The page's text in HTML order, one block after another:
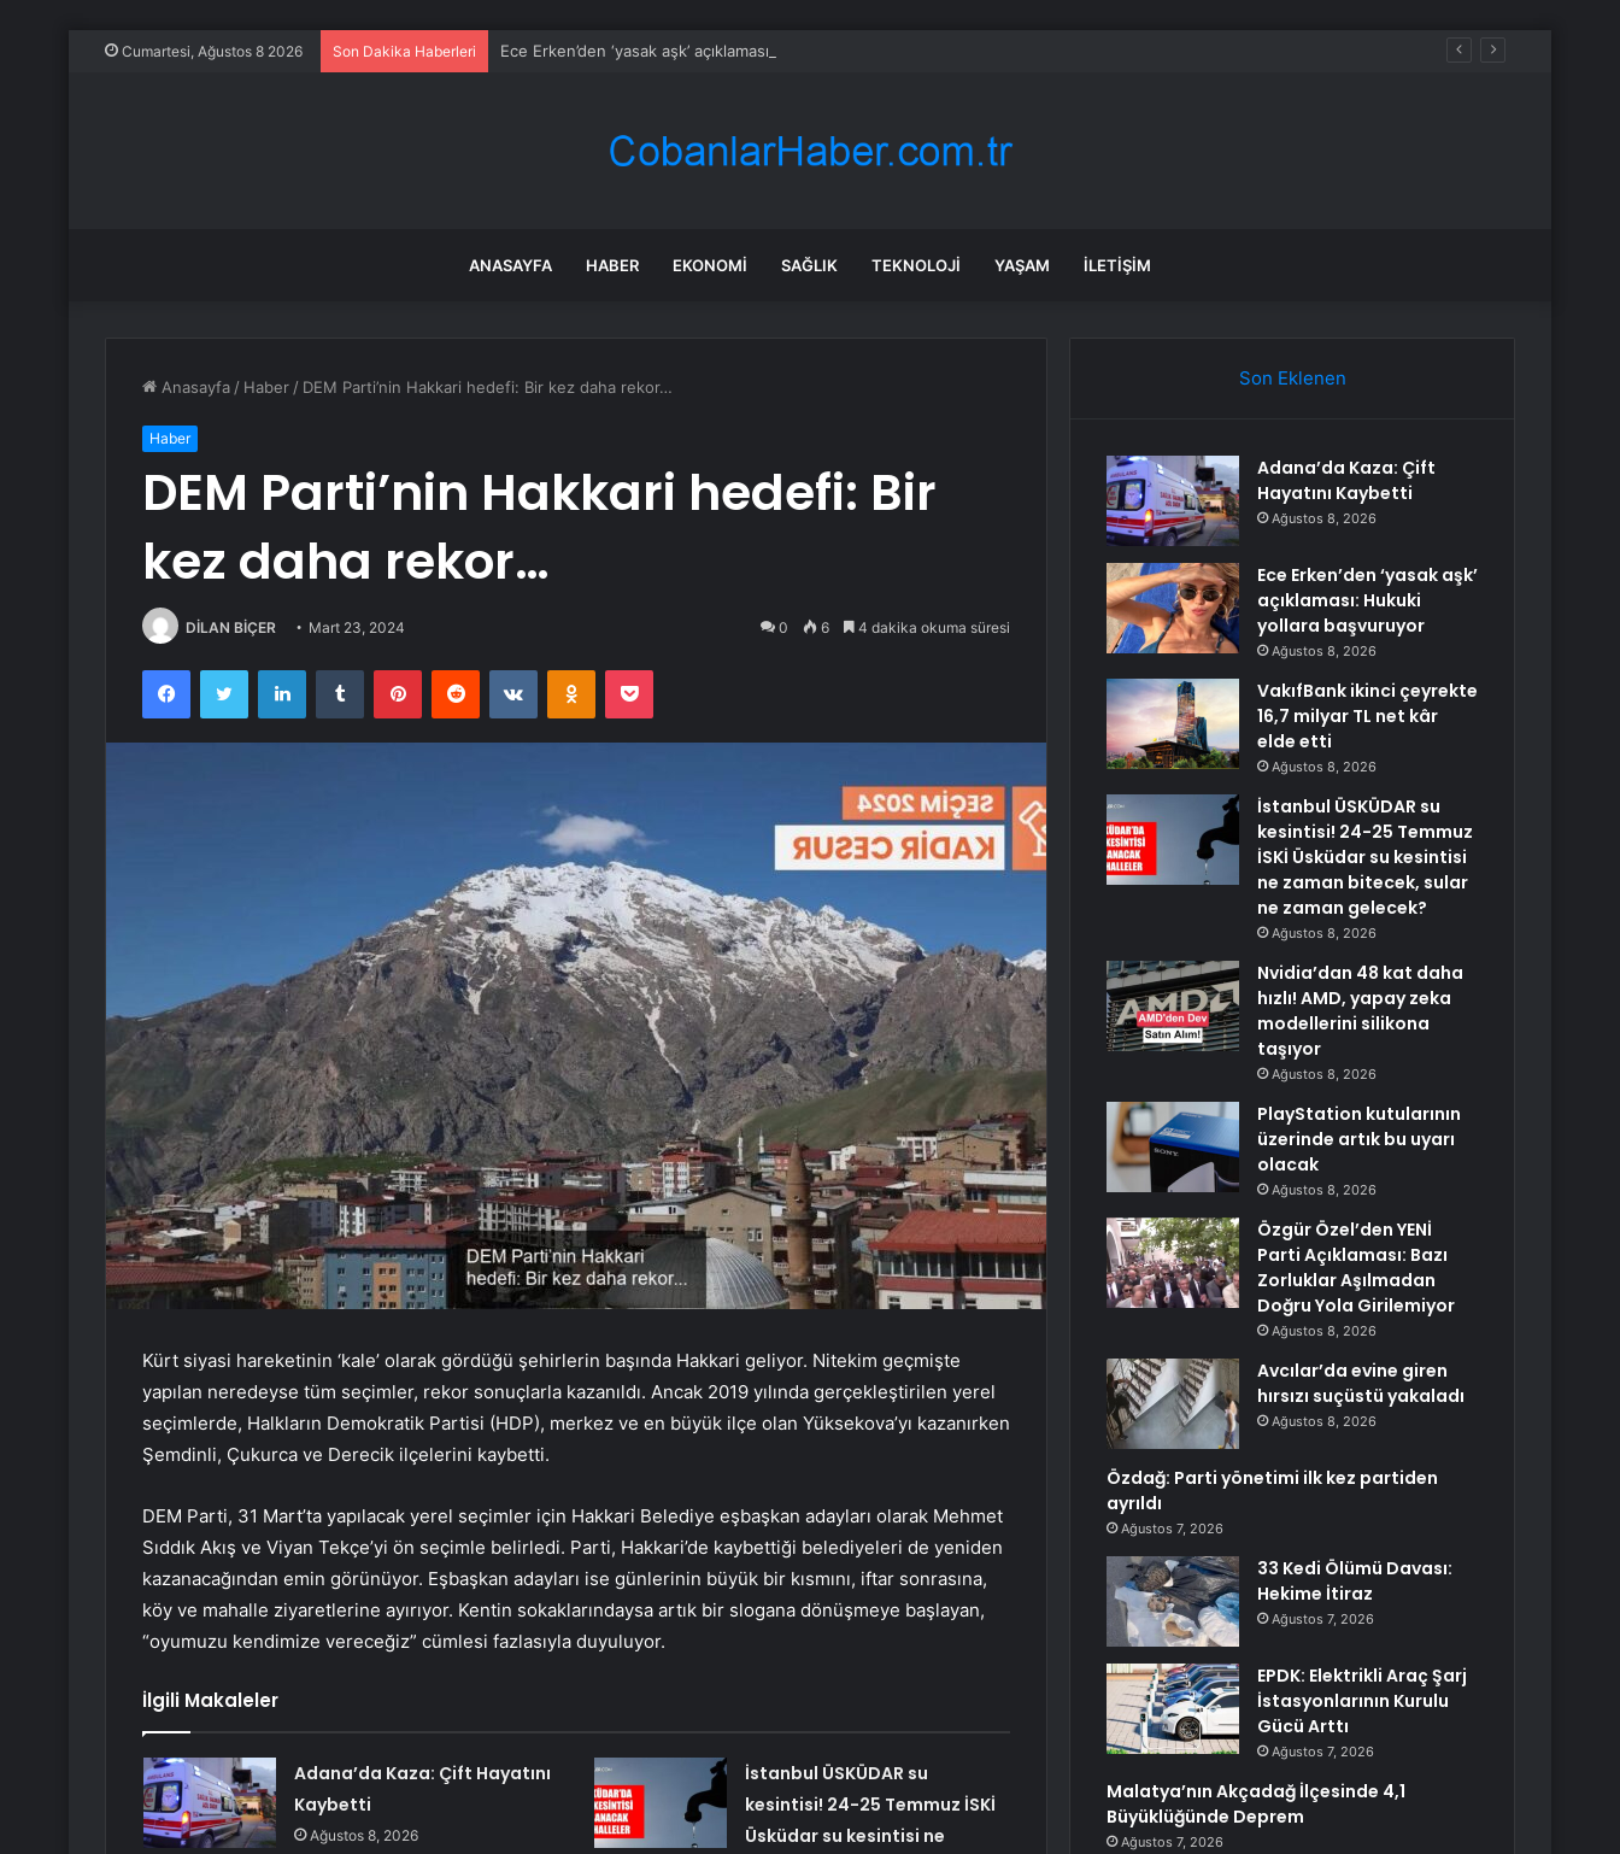
Cumartesi, Ağustos 8 2026 Son Dakika Haberleri Ece Erken’den ‘yasak aşk’ açıklaması: Hukuki yollara başvuruyor
ANASAYFA HABER EKONOMI SAĞLIK TEKNOLOJI YAŞAM İLETIŞIM
Anasayfa / Haber / DEM Parti’nin Hakkari hedefi: Bir kez daha rekor…
Haber
DEM Parti’nin Hakkari hedefi: Bir
kez daha rekor…
DİLAN BİÇER Mart 23, 2024 0 6 4 dakika okuma süresi
FacebookTwitter LinkedInTumblr PinterestReddit VKontakteOdnoklassniki
Pocket
Kürt siyasi hareketinin ‘kale’ olarak gördüğü şehirlerin başında Hakkari geliyor. Nitekim geçmişte
yapılan neredeyse tüm seçimler, rekor sonuçlarla kazanıldı. Ancak 2019 yılında gerçekleştirilen yerel
seçimlerde, Halkların Demokratik Partisi (HDP), merkez ve en büyük ilçe olan Yüksekova’yı kazanırken
Şemdinli, Çukurca ve Derecik ilçelerini kaybetti.
DEM Parti, 31 Mart’ta yapılacak yerel seçimler için Hakkari Belediye eşbaşkan adayları olarak Mehmet
Sıddık Akış ve Viyan Tekçe’yi ön seçimle belirledi. Parti, Hakkari’de kaybettiği belediyeleri de yeniden
kazanacağından emin görünüyor. Eşbaşkan adayları ise günlerinin büyük bir kısmını, iftar sonrasına,
köy ve mahalle ziyaretlerine ayırıyor. Kentin sokaklarındaysa artık bir slogana dönüşmeye başlayan,
“oyumuzu kendimize vereceğiz” cümlesi fazlasıyla duyuluyor.
İlgili Makaleler
Adana’da Kaza: Çift Hayatını
Kaybetti
Ağustos 8, 2026
İstanbul ÜSKÜDAR su
kesintisi! 24-25 Temmuz İSKİ
Üsküdar su kesintisi ne
Son Eklenen
Adana’da Kaza: Çift
Hayatını Kaybetti
Ağustos 8, 2026
Ece Erken’den ‘yasak aşk’
açıklaması: Hukuki
yollara başvuruyor
Ağustos 8, 2026
VakıfBank ikinci çeyrekte
16,7 milyar TL net kâr
elde etti
Ağustos 8, 2026
İstanbul ÜSKÜDAR su
kesintisi! 24-25 Temmuz
İSKİ Üsküdar su kesintisi
ne zaman bitecek, sular
ne zaman gelecek?
Ağustos 8, 2026
Nvidia’dan 48 kat daha
hızlı! AMD, yapay zeka
modellerini silikona
taşıyor
Ağustos 8, 2026
PlayStation kutularının
üzerinde artık bu uyarı
olacak
Ağustos 8, 2026
Özgür Özel’den YENİ
Parti Açıklaması: Bazı
Zorluklar Aşılmadan
Doğru Yola Girilemiyor
Ağustos 8, 2026
Avcılar’da evine giren
hırsızı suçüstü yakaladı
Ağustos 8, 2026
Özdağ: Parti yönetimi ilk kez partiden
ayrıldı
Ağustos 7, 2026
33 Kedi Ölümü Davası:
Hekime İtiraz
Ağustos 7, 2026
EPDK: Elektrikli Araç Şarj
İstasyonlarının Kurulu
Gücü Arttı
Ağustos 7, 2026
Malatya’nın Akçadağ İlçesinde 4,1
Büyüklüğünde Deprem
Ağustos 7, 2026